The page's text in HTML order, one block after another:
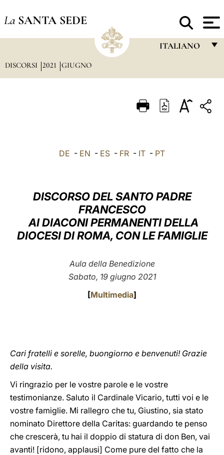
La SANTA SEDE
ITALIANO
ITALIANO
العربيّة
中文
LATINE
DISCORSI 2021 GIUGNO
DE - EN - ES - FR - IT - PT
DISCORSO DEL SANTO PADRE
FRANCESCO
AI DIACONI PERMANENTI DELLA
DIOCESI DI ROMA, CON LE FAMIGLIE
Aula della Benedizione
Sabato, 19 giugno 2021
[Multimedia]
Cari fratelli e sorelle, buongiorno e benvenuti! Grazie
della visita.
Vi ringrazio per le vostre parole e le vostre
testimonianze. Saluto il Cardinale Vicario, tutti voi e le
vostre famiglie. Mi rallegro che tu, Giustino, sia stato
nominato Direttore della Caritas: guardando te penso
che crescerà, tu hai il doppio di statura di don Ben, vai
avanti! [ridono, applausi] Come pure del fatto che la